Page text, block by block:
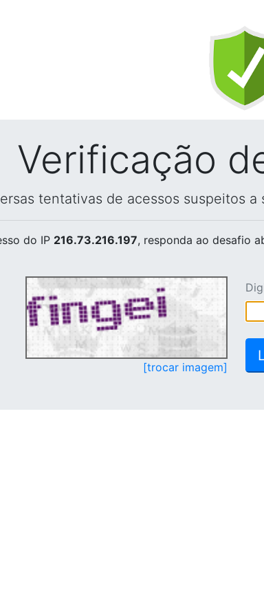
Verificação
tentativas de acessos suspeitos
do IP 216.73.216.197, responda ao desafio
[trocar imagem]